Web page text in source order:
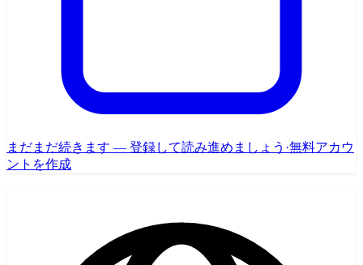
まだまだ続きます — 登録して読み進めましょう ·無料アカウ
ントを作成